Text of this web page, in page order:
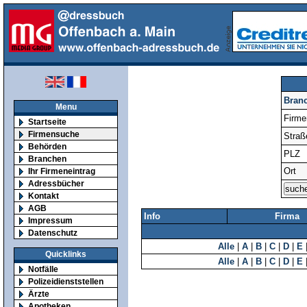
Menu
Startseite
Firmensuche
Behörden
Branchen
Ihr Firmeneintrag
Adressbücher
Kontakt
AGB
Impressum
Datenschutz
Quicklinks
Notfälle
Polizeidienststellen
Ärzte
PLZ
Ort
Info Firma
Alle A B C D E
Alle
A B C D E